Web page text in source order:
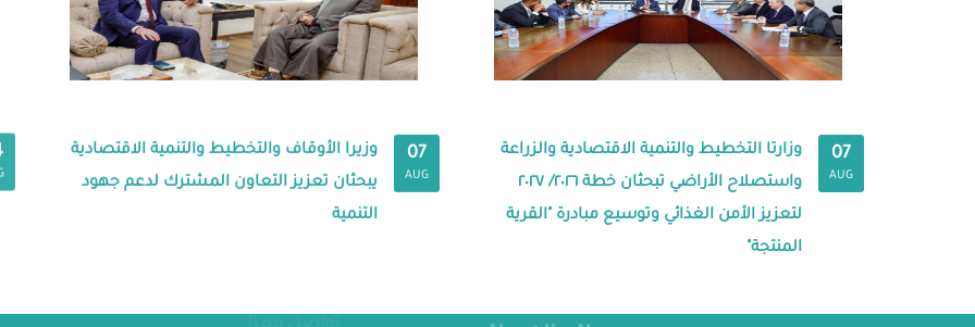
07
AUG
وزارتا التخطيط والتنمية الاقتصادية والزراعة
واستصلاح الأراضي تبحثان خطة ٢٠٢٦/ ٢٠٢٧
لتعزيز الأمن الغذائي وتوسيع مبادرة "القرية
المنتجة"
07
AUG
وزيرا الأوقاف والتخطيط والتنمية الاقتصادية
يبحثان تعزيز التعاون المشترك لدعم جهود
التنمية